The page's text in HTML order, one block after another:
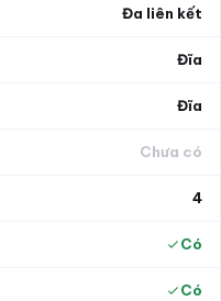
Đa liên kết
Đĩa
Đĩa
Chưa có
4
Có
Có